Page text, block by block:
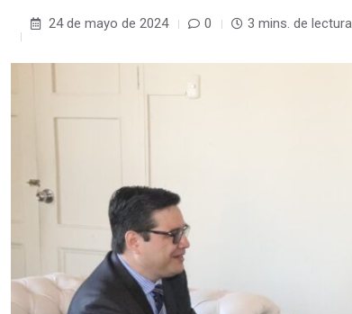
24 de mayo de 2024 0 3 mins. de lectura